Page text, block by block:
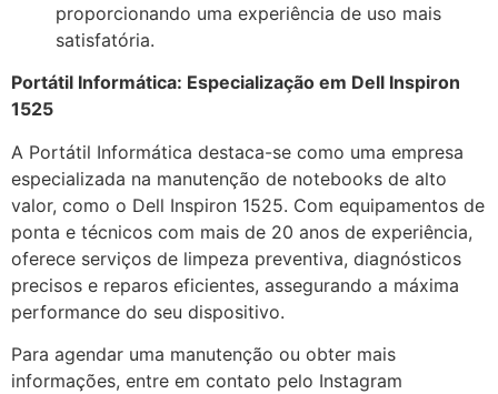
proporcionando uma experiência de uso mais
satisfatória.
Portátil Informática: Especialização em Dell Inspiron
1525
A Portátil Informática destaca-se como uma empresa
especializada na manutenção de notebooks de alto
valor, como o Dell Inspiron 1525. Com equipamentos de
ponta e técnicos com mais de 20 anos de experiência,
oferece serviços de limpeza preventiva, diagnósticos
precisos e reparos eficientes, assegurando a máxima
performance do seu dispositivo.
Para agendar uma manutenção ou obter mais
informações, entre em contato pelo Instagram